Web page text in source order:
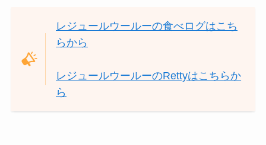
レジュールウールーの食べログはこち
らから
レジュールウールーのRettyはこちらか
ら